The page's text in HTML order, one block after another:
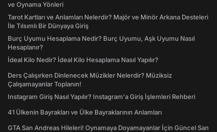
ve Oynama Yönleri
Tarot Kartları ve Anlamları Nelerdir? Majör ve Minör Arkana Desteleri
İle Tılsımlı Bir Dünyaya Giriş
Burç Uyumu Hesaplama Nedir? Burç Uyumu, Aşk Uyumu Nasıl
Hesaplanır?
İdeal Kilo Nedir? İdeal Kilo Hesaplama Nasıl Yapılır?
Ders Çalışırken Dinlenecek Müzikler Nelerdir? Müziksiz
Çalışamayanlar Toplanın!
Instagram Giriş Nasıl Yapılır? Instagram'a Giriş İşlemleri Rehberi
41 Ülkenin Bayrakları ve Ülke Bayraklarının Anlamları
GTA San Andreas Hileleri! Oynamaya Doyamayanlar İçin Güncel San